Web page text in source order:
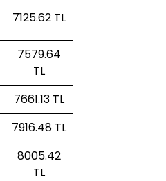
7125.62 TL
7579.64
TL
7661.13 TL
7916.48 TL
8005.42
TL